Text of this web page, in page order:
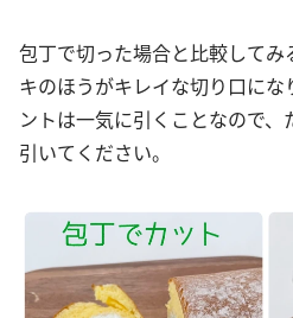
包丁で切った場合と比較して
キのほうがキレイな切り口に
ントは一気に引くことなので
引いてください。